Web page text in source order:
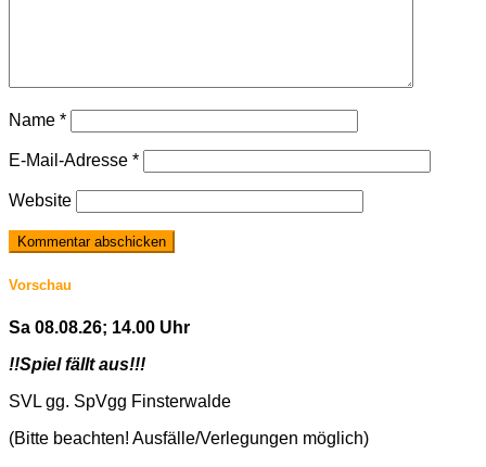
Name *
E-Mail-Adresse *
Website
Vorschau
Sa 08.08.26; 14.00 Uhr
!!Spiel fällt aus!!!
SVL gg. SpVgg Finsterwalde
(Bitte beachten! Ausfälle/Verlegungen möglich)